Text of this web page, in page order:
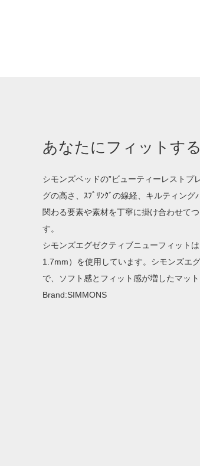
あなたにフィットす
シモンズベッドの”ビューティーレストプ
グの高さ、ｽﾌﾟﾘﾝｸﾞの線経、キルティン
関わる要素や素材を丁寧に掛け合わせて
す。
シモンズエグゼクティブニューフィット
1.7mm）を使用しています。シモンズエ
で、ソフト感とフィット感が増したマット
Brand:SIMMONS